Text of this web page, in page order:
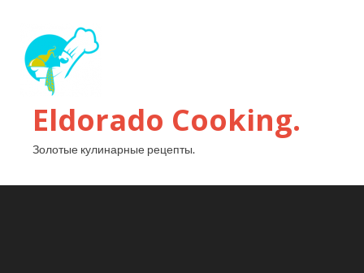
Eldorado Сooking.
Золотые кулинарные рецепты.